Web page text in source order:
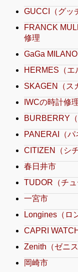
GUCCI（グッ
FRANCK
修理
GaGa
HERMES（エ
SKAGEN（ス
IWCの時計修
BURBERRY
PANERAI（
CITIZEN（シ
春日井市
TUDOR（チ
一宮市
Longines（ロ
CAPRI
Zenith（ゼニ
岡崎市